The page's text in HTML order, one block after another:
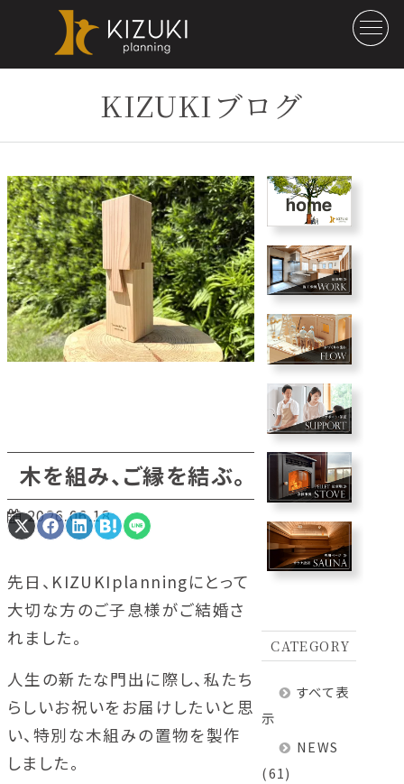
KIZUKIブログ
木を組み、ご縁を結ぶ。
2026.06.18
Share
(Twitter)
ShareShare
on
Share
on
Share
on
先日、KIZUKIplanningにとって
大切な方のご子息様がご結婚さ
れました。
人生の新たな門出に際し、私たち
らしいお祝いをお届けしたいと思
い、特別な木組みの置物を製作
しました。
CATEGORY
すべて表
示
NEWS
(61)